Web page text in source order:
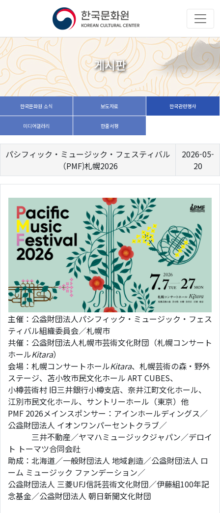
게시판
한국문화원 소식 보도자료 한국관련행사
미디어갤러리 한줄서평
パシフィック・ミュージック・フェスティバル
（PMF)札幌2026
2026-05-
20
主催：公益財団法人パシフィック・ミュージック・フェス
ティバル組織委員会／札幌市
共催：公益財団法人札幌市芸術文化財団（札幌コンサート
ホールKitara）
会場：札幌コンサートホールKitara、札幌芸術の森・野外
ステージ、苫小牧市民文化ホール ART CUBES、
小樽芸術村 旧三井銀行小樽支店、奈井江町文化ホール、
江別市民文化ホール、サントリーホール（東京）他
PMF 2026メインスポンサー：アインホールディングス／
公益財団法人 イオンワンパーセントクラブ／
三井不動産／ヤマハミュージックジャパン／デロイ
ト トーマツ合同会社
助成：北海道／一般財団法人 地域創造／公益財団法人 ロ
ーム ミュージック ファンデーション／
公益財団法人 三菱UFJ信託芸術文化財団／伊藤組100年記
念基金／公益財団法人 朝日新聞文化財団